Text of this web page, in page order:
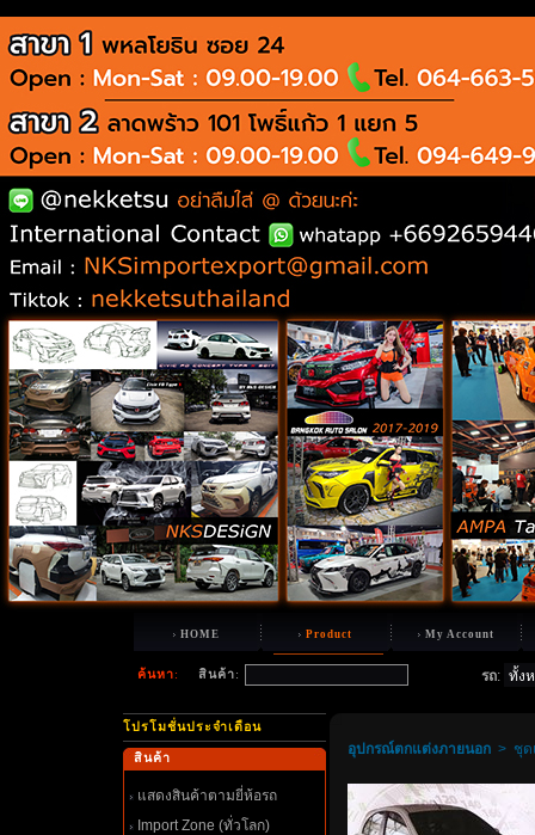
HOME Product My Account
ค้นหา: สินค้า: รถ:
ปรโมชั่นประจำเดือน
สินค้า
สดงสินค้าตามยี่ห้อรถ
Import Zone (ทั่วโลก)
อุปกรณ์ตกแต่งภายนอก> ชุด